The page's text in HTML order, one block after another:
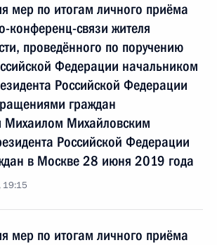
мер по итогам личного приёма
конференц-связи жителя
проведённого по поручению
Федерации начальником
Российской Федерации
граждан
Михаилом Михайловским
Российской Федерации
в Москве 28 июня 2019 года
19:15
мер по итогам личного приёма